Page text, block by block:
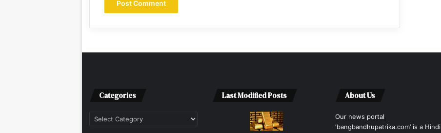
Categories
Categories
Last Modified Posts About Us
Our news portal
‘bangbandhupatrika.com’ is a Hindi